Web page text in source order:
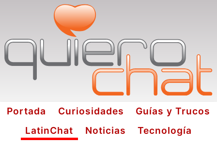
Portada Curiosidades
Guías y Trucos
LatinChat
Noticias
Tecnología